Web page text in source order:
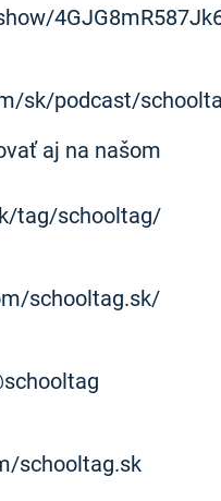
sk/podcast/
aj na našom
tag/schooltag/
schooltag.sk/
schooltag.sk